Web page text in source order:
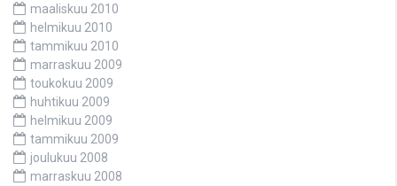
maaliskuu 2010
helmikuu 2010
tammikuu 2010
marraskuu 2009
toukokuu 2009
huhtikuu 2009
helmikuu 2009
tammikuu 2009
joulukuu 2008
marraskuu 2008